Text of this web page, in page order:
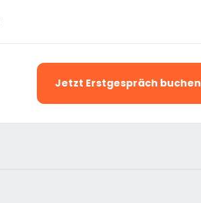
Jetzt Erstgespräch buchen